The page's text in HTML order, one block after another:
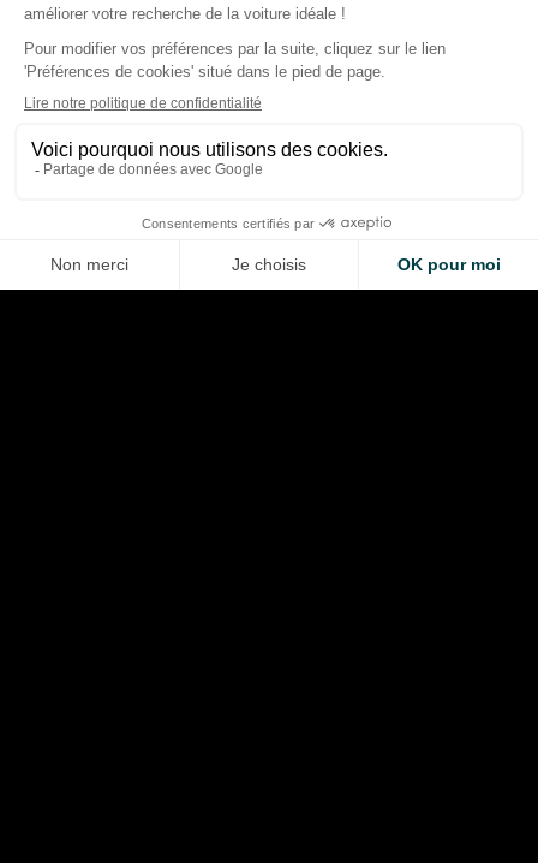
LA VOITURE DE VOS RÊVES
F1 : forte baisse des revenus
au T2 2026, calendrier
chamboulé et nouvelles
pistes de croissance
Aug 6, 2026
Deux Grands Prix
Silverstone et le
Americas lancent
Aug 6, 2026